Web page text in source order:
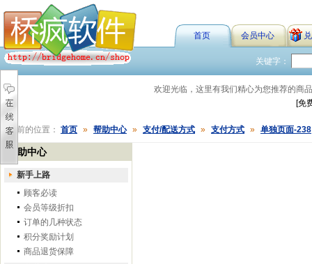
首页 会员中心
关键字：
欢迎光临，这里有我们精心为您推荐的
[免
您当前的位置： 首页 » 帮助中心 » 支付/配送方式 » 支付方式 » 单独页面-238
帮助中心
新手上路
顾客必读
会员等级折扣
订单的几种状态
积分奖励计划
商品退货保障